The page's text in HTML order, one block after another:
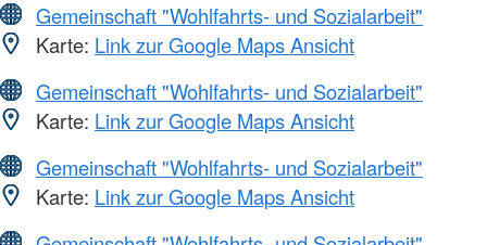
Gemeinschaft "Wohlfahrts- und Sozialarbeit"
Karte: Link zur Google Maps Ansicht
Gemeinschaft "Wohlfahrts- und Sozialarbeit"
Karte: Link zur Google Maps Ansicht
Gemeinschaft "Wohlfahrts- und Sozialarbeit"
Karte: Link zur Google Maps Ansicht